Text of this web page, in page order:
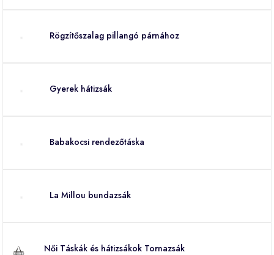
Rögzítőszalag pillangó párnához
Gyerek hátizsák
Babakocsi rendezőtáska
La Millou bundazsák
Női Táskák és hátizsákok Tornazsák